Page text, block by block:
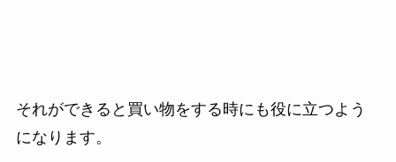
それができると買い物をする時にも役に立つよう
になります。